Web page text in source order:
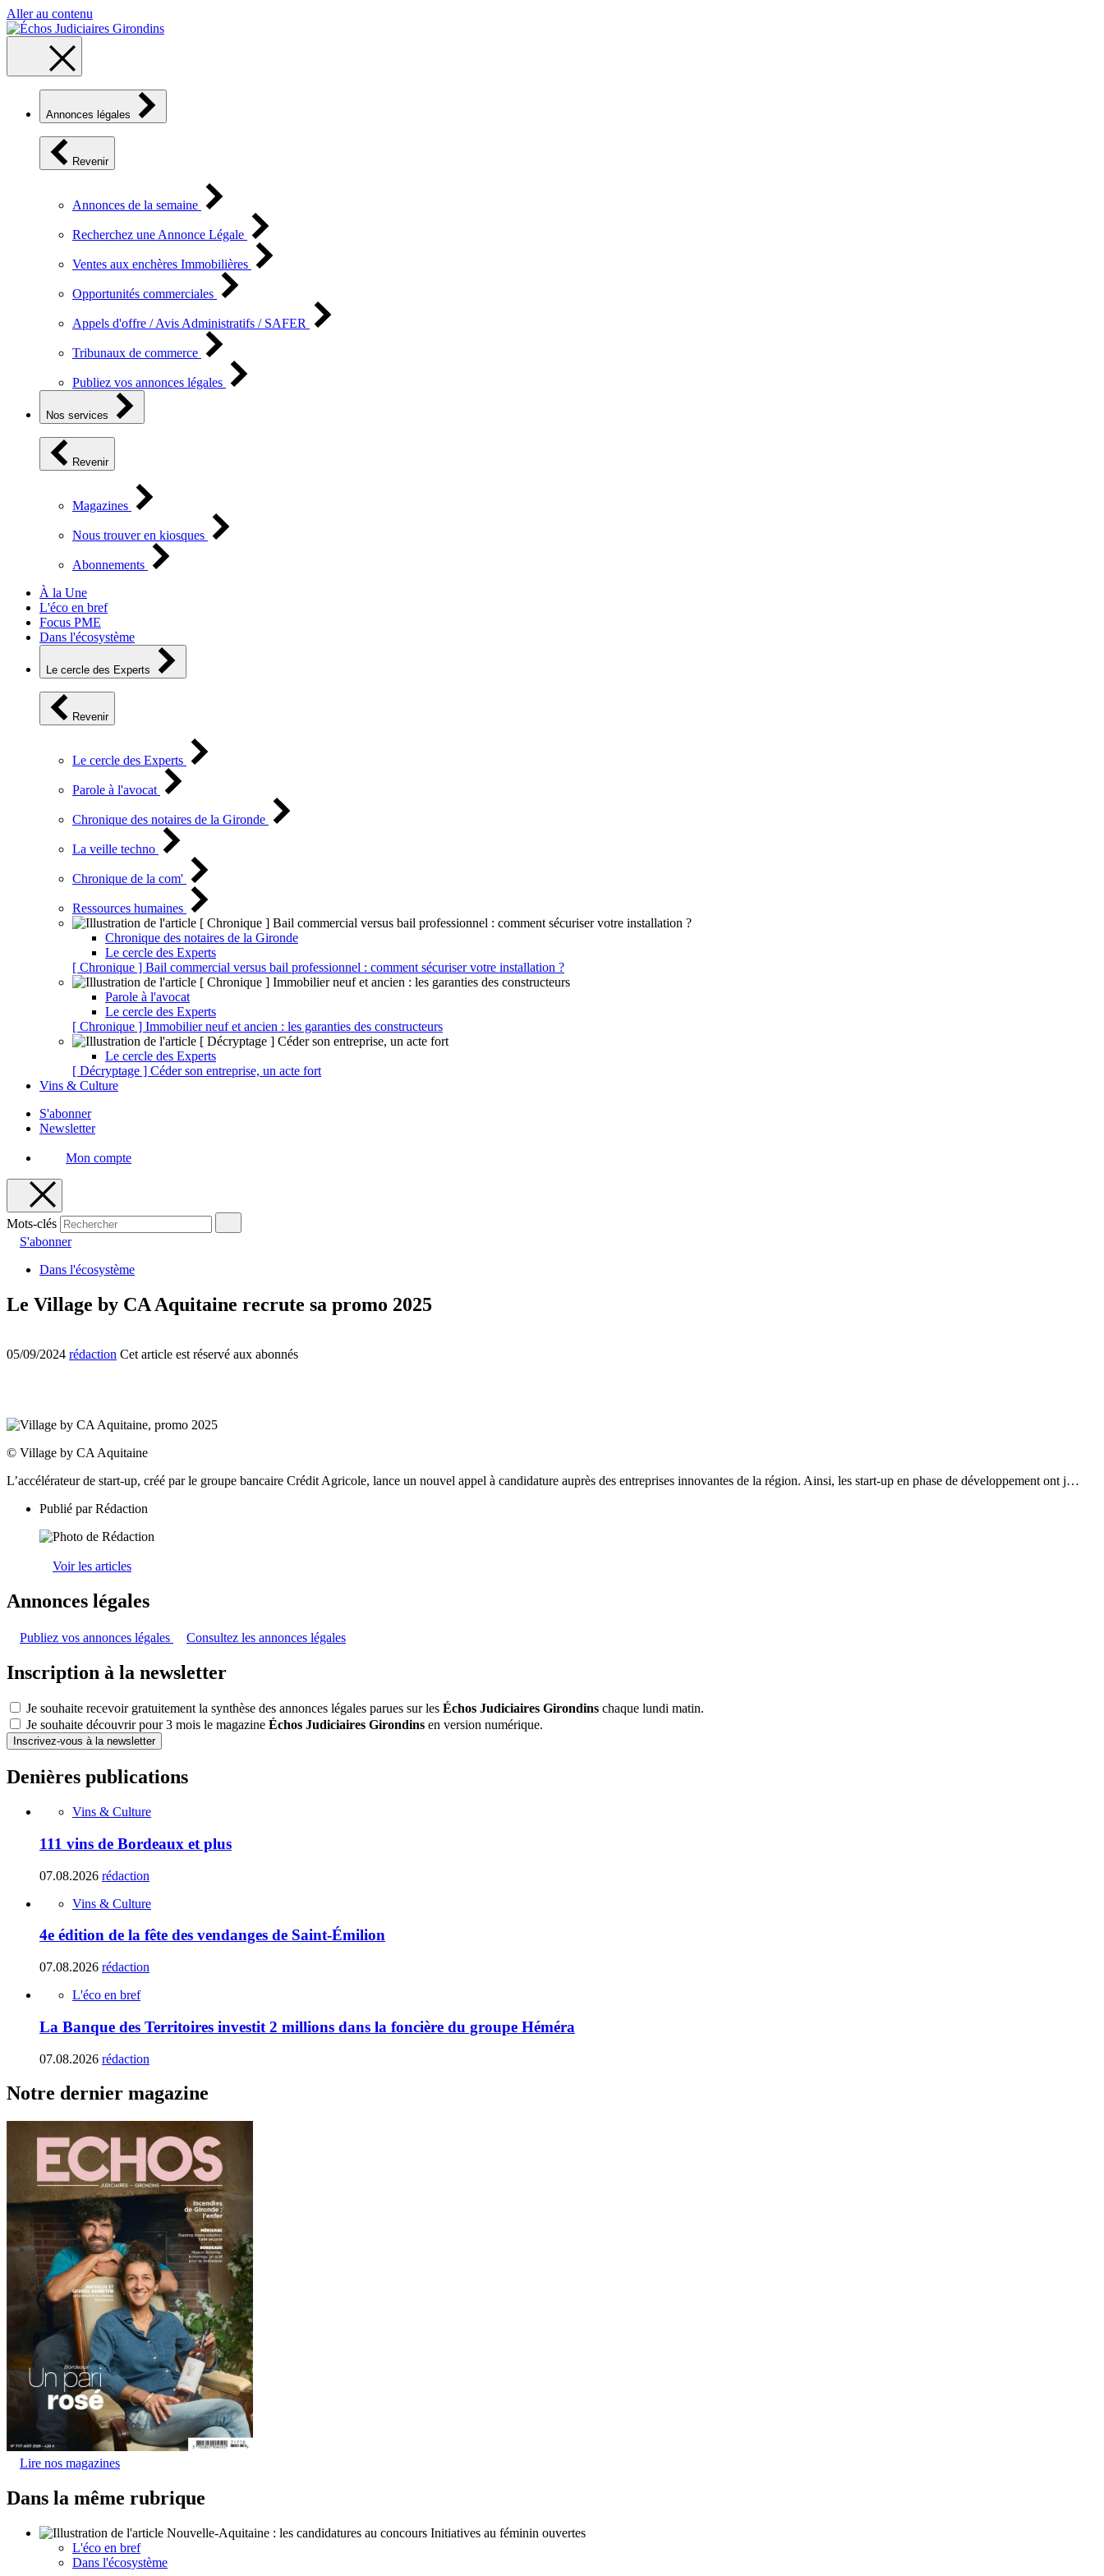
Aller au contenu
Annonces légales
Revenir
Annonces de la semaine
Recherchez une Annonce Légale
Ventes aux enchères Immobilières
Opportunités commerciales
Appels d'offre / Avis Administratifs / SAFER
Tribunaux de commerce
Publiez vos annonces légales
Nos services
Revenir
Magazines
Nous trouver en kiosques
Abonnements
À la Une
L'éco en bref
Focus PME
Dans l'écosystème
Le cercle des Experts
Revenir
Le cercle des Experts
Parole à l'avocat
Chronique des notaires de la Gironde
La veille techno
Chronique de la com'
Ressources humaines
Chronique des notaires de la Gironde
Le cercle des Experts
[ Chronique ] Bail commercial versus bail professionnel : comment sécuriser votre installation ?
Parole à l'avocat
Le cercle des Experts
[ Chronique ] Immobilier neuf et ancien : les garanties des constructeurs
Le cercle des Experts
[ Décryptage ] Céder son entreprise, un acte fort
Vins & Culture
S'abonner
Newsletter
Mon compte
Mots-clés
S'abonner
Dans l'écosystème
Le Village by CA Aquitaine recrute sa promo 2025
05/09/2024 rédaction Cet article est réservé aux abonnés
© Village by CA Aquitaine
L’accélérateur de start-up, créé par le groupe bancaire Crédit Agricole, lance un nouvel appel à candidature auprès des entreprises innovantes de la région. Ainsi, les start-up en phase de développement ont j…
Publié parRédaction
Voir les articles
Annonces légales
Publiez vos annonces légales Consultez les annonces légales
Inscription à la newsletter
Je souhaite recevoir gratuitement la synthèse des annonces légales parues sur les Échos Judiciaires Girondins chaque lundi matin.
Je souhaite découvrir pour 3 mois le magazine Échos Judiciaires Girondins en version numérique.
Inscrivez-vous à la newsletter
Denières publications
Vins & Culture
111 vins de Bordeaux et plus
07.08.2026 rédaction
Vins & Culture
4e édition de la fête des vendanges de Saint-Émilion
07.08.2026 rédaction
L'éco en bref
La Banque des Territoires investit 2 millions dans la foncière du groupe Héméra
07.08.2026 rédaction
Notre dernier magazine
Lire nos magazines
Dans la même rubrique
L'éco en bref
Dans l'écosystème